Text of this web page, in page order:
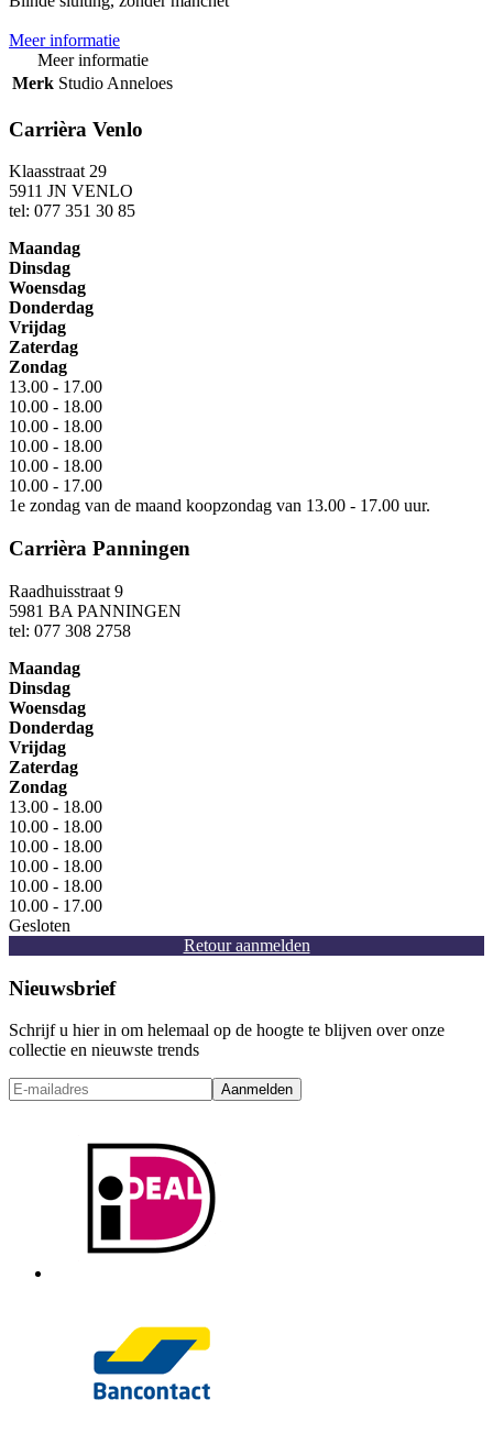
Meer informatie
Meer informatie
Merk Studio Anneloes
Carrièra Venlo
Klaasstraat 29
5911 JN VENLO
tel: 077 351 30 85
Maandag
Dinsdag
Woensdag
Donderdag
Vrijdag
Zaterdag
Zondag
13.00 - 17.00
10.00 - 18.00
10.00 - 18.00
10.00 - 18.00
10.00 - 18.00
10.00 - 17.00
1e zondag van de maand koopzondag van 13.00 - 17.00 uur.
Carrièra Panningen
Raadhuisstraat 9
5981 BA PANNINGEN
tel: 077 308 2758
Maandag
Dinsdag
Woensdag
Donderdag
Vrijdag
Zaterdag
Zondag
13.00 - 18.00
10.00 - 18.00
10.00 - 18.00
10.00 - 18.00
10.00 - 18.00
10.00 - 17.00
Gesloten
Retour aanmelden
Nieuwsbrief
Schrijf u hier in om helemaal op de hoogte te blijven over onze
collectie en nieuwste trends
Aanmelden